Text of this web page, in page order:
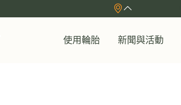
使用輪胎 新聞與活動